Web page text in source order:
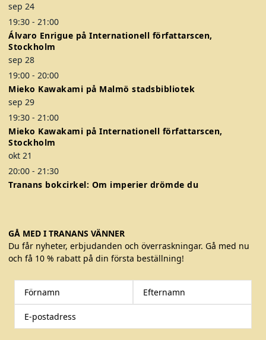
sep 24
19:30 - 21:00
Álvaro Enrigue på Internationell författarscen,
Stockholm
sep 28
19:00 - 20:00
Mieko Kawakami på Malmö stadsbibliotek
sep 29
19:30 - 21:00
Mieko Kawakami på Internationell författarscen,
Stockholm
okt 21
20:00 - 21:30
Tranans bokcirkel: Om imperier drömde du
GÅ MED I TRANANS VÄNNER
Du får nyheter, erbjudanden och överraskningar. Gå med nu
och få 10 % rabatt på din första beställning!